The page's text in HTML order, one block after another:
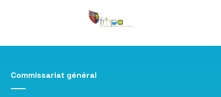
Commissariat général